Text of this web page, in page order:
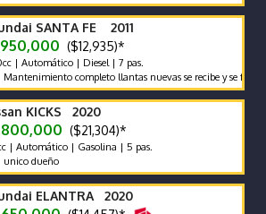
SANTA FE 2011
($12,935)*
| Automático | Diesel | 7 pas.
completo llantas nuevas se recibe y se financia
KICKS 2020
($21,304)*
| Automático | Gasolina | 5 pas.
dueño
ELANTRA 2020